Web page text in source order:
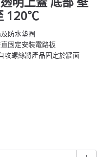
120℃
防水墊圈
固定安裝電路板
攻螺絲將產品固定於牆面